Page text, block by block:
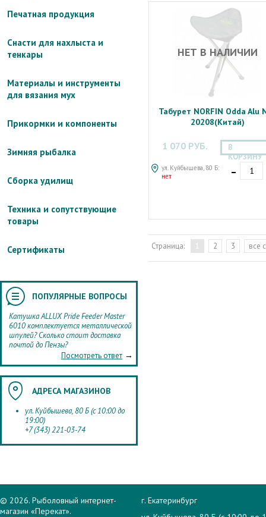
Печатная продукция
Снасти для нахлыста и
тенкары
Материалы и инструменты
для вязания мух
Прикормки и компоненты
Зимняя рыбалка
Сборка удилищ
Техника и сопутствующие
товары
Сертификаты
ПОПУЛЯРНЫЕ ВОПРОСЫ
Катушка ALLUX Pride Feeder Master
6010 комплектуется металлической
шпулей? Сколько стоит доставка
почтой до Пензы?
Посмотреть ответ →
АДРЕСА МАГАЗИНОВ
ул. Куйбышева, 80 Б (с 10:00 до
19:00)
+7 (343) 221-03-74
НЕТ В НАЛИЧИИ
Табурет NORFIN Odda Alu
20208(Китай)
1 070 РУБ.
ул. Куйбышева, 80 Б:
нет
В
КОРЗИНУ
-
Страница: 1 2 3 все
© 2026. Рыболовный интернет-
магазин «Перекат».
г. Екатеринбург